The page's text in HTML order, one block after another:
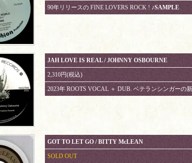
90年リリースの FINE LOVERS ROCK ! ♪SAMPLE
JAH LOVE IS REAL / JOHNNY OSBOURNE
2,310円(税込)
2023年 ROOTS VOCAL ＋ DUB. ベテランシンガーの
GOT TO LET GO / BITTY McLEAN
SOLD OUT